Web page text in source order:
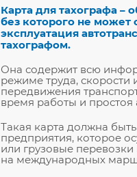
Карта для тахографа –
без которого не может
эксплуатация
тахографом.
Она содержит всю
режиме труда, скорости
передвижения
время работы и простоя
Такая карта должна
предприятия, которое
или грузовые перевозки
на международных